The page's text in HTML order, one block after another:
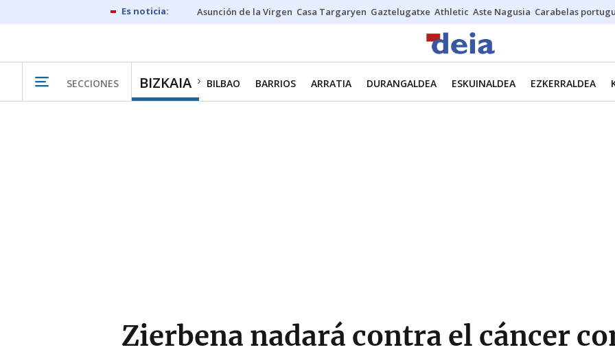
Asunción de la Virgen Casa Targaryen Gaztelugatxe Athletic Aste Nagusia Carabelas
SECCIONES BIZKAIA BILBAO BARRIOS ARRATIA DURANGALDEA ESKUINALDEA EZKERRALDEA
Zierbena nadará contra el cáncer